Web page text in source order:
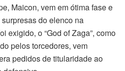
Maicon, vem em ótima fase e
do elenco na
exigido, o “God of Zaga”, como
pelos torcedores, vem
pedidos de titularidade ao